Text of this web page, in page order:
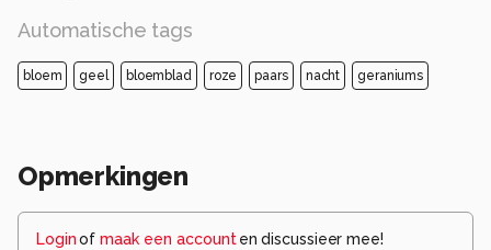
Automatische tags
bloem geel bloemblad roze paars nacht geraniums
Opmerkingen
Loginof maak een account en discussieer mee!